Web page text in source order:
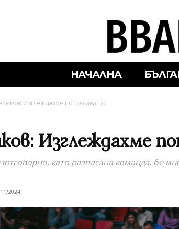
НАЧАЛНА
Изглеждахме потресаващо
Изглеждахме
като разпасана команда, бе
2024